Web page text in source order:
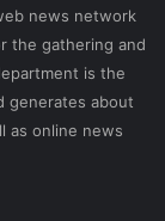
news network
the gathering and
is the
generates about
as online news